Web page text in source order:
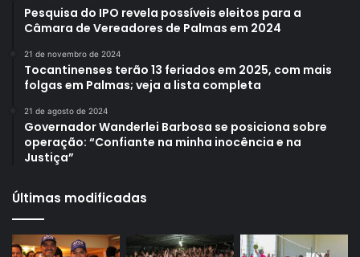
Pesquisa do IPO revela possíveis eleitos para a
Câmara de Vereadores de Palmas em 2024
21 de novembro de 2024
Tocantinenses terão 13 feriados em 2025, com mais
folgas em Palmas; veja a lista completa
21 de agosto de 2024
Governador Wanderlei Barbosa se posiciona sobre
operação: “Confiante na minha inocência e na
Justiça”
Últimas modificadas